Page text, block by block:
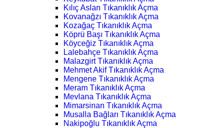
Kılıç Aslan Tıkanıklık Açma
Kovanağzı Tıkanıklık Açma
Kozağaç Tıkanıklık Açma
Köprü Başı Tıkanıklık Açma
Köyceğiz Tıkanıklık Açma
Lalebahçe Tıkanıklık Açma
Malazgirt Tıkanıklık Açma
Mehmet Akif Tıkanıklık Açma
Mengene Tıkanıklık Açma
Meram Tıkanıklık Açma
Mevlana Tıkanıklık Açma
Mimarsinan Tıkanıklık Açma
Musalla Bağları Tıkanıklık Açma
Nakipoğlu Tıkanıklık Açma